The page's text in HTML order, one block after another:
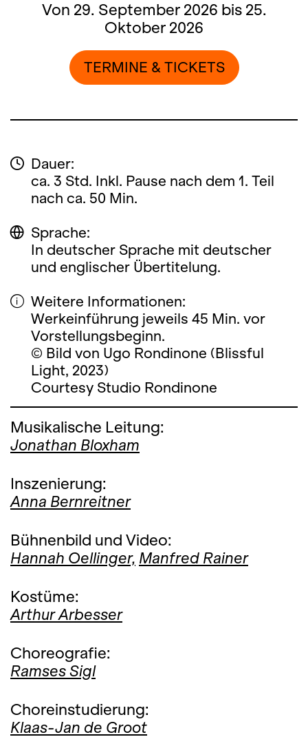
Von 29. September 2026 bis 25.
Oktober 2026
TERMINE & TICKETS
Dauer:
ca. 3 Std. Inkl. Pause nach dem 1. Teil
nach ca. 50 Min.
Sprache:
In deutscher Sprache mit deutscher
und englischer Übertitelung.
Weitere Informationen:
Werkeinführung jeweils 45 Min. vor
Vorstellungsbeginn.
© Bild von Ugo Rondinone (Blissful
Light, 2023)
Courtesy Studio Rondinone
Musikalische Leitung:
Jonathan Bloxham
Inszenierung:
Anna Bernreitner
Bühnenbild und Video:
Hannah Oellinger, Manfred Rainer
Kostüme:
Arthur Arbesser
Choreografie:
Ramses Sigl
Choreinstudierung:
Klaas-Jan de Groot